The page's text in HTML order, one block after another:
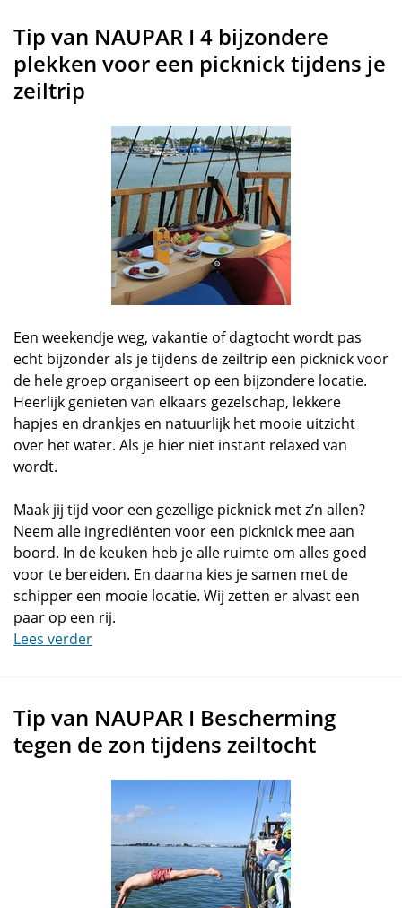
Tip van NAUPAR I 4 bijzondere
plekken voor een picknick tijdens je
zeiltrip
Een weekendje weg, vakantie of dagtocht wordt pas
echt bijzonder als je tijdens de zeiltrip een picknick voor
de hele groep organiseert op een bijzondere locatie.
Heerlijk genieten van elkaars gezelschap, lekkere
hapjes en drankjes en natuurlijk het mooie uitzicht
over het water. Als je hier niet instant relaxed van
wordt.
Maak jij tijd voor een gezellige picknick met z’n allen?
Neem alle ingrediënten voor een picknick mee aan
boord. In de keuken heb je alle ruimte om alles goed
voor te bereiden. En daarna kies je samen met de
schipper een mooie locatie. Wij zetten er alvast een
paar op een rij.
Lees verder
Tip van NAUPAR I Bescherming
tegen de zon tijdens zeiltocht